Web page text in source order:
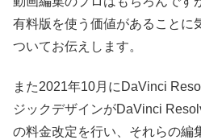
有料版を使う価値があることに
ついてお伝えします。
また2021年10月にDaVinci
ジックデザインがDaVinci
の料金改定を行い、それらの編